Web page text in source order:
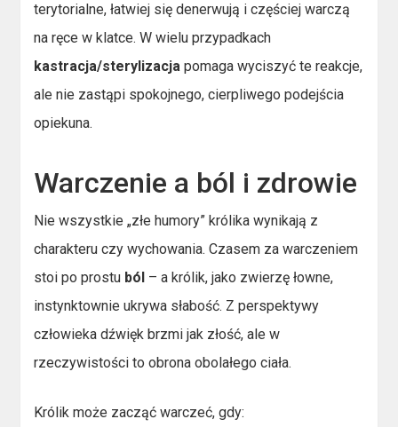
terytorialne, łatwiej się denerwują i częściej warczą
na ręce w klatce. W wielu przypadkach
kastracja/sterylizacja pomaga wyciszyć te reakcje,
ale nie zastąpi spokojnego, cierpliwego podejścia
opiekuna.
Warczenie a ból i zdrowie
Nie wszystkie „złe humory” królika wynikają z
charakteru czy wychowania. Czasem za warczeniem
stoi po prostu ból – a królik, jako zwierzę łowne,
instynktownie ukrywa słabość. Z perspektywy
człowieka dźwięk brzmi jak złość, ale w
rzeczywistości to obrona obolałego ciała.
Królik może zacząć warczeć, gdy: